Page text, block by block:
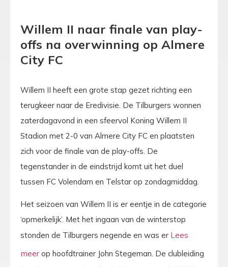
Willem II naar finale van play-
offs na overwinning op Almere
City FC
Willem II heeft een grote stap gezet richting een
terugkeer naar de Eredivisie. De Tilburgers wonnen
zaterdagavond in een sfeervol Koning Willem II
Stadion met 2-0 van Almere City FC en plaatsten
zich voor de finale van de play-offs. De
tegenstander in de eindstrijd komt uit het duel
tussen FC Volendam en Telstar op zondagmiddag.
Het seizoen van Willem II is er eentje in de categorie
‘opmerkelijk’. Met het ingaan van de winterstop
stonden de Tilburgers negende en was er
op hoofdtrainer John Stegeman. De clubleiding